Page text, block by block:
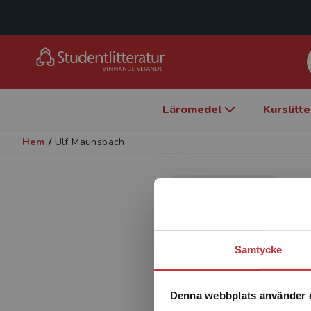
Samtycke
Denna webbplats använder
Läromedel
Hem / Ulf Maunsbach